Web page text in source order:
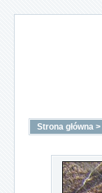
Strona główna >